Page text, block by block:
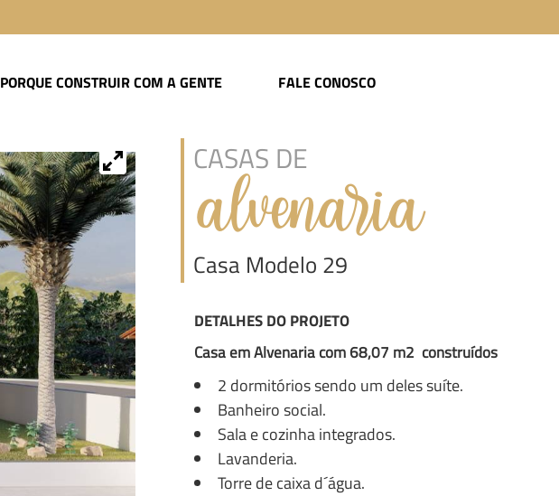
PORQUE CONSTRUIR COM A GENTE FALE CONOSCO
CASAS DE
alvenaria
Casa Modelo 29
DETALHES DO PROJETO
Casa em Alvenaria com 68,07 m2 construídos
2 dormitórios sendo um deles suíte.
Banheiro social.
Sala e cozinha integrados.
Lavanderia.
Torre de caixa d´água.